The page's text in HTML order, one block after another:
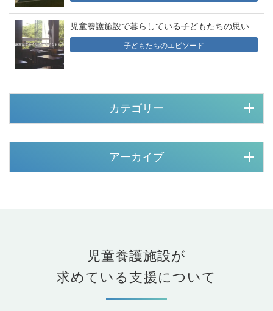
児童養護施設で暮らしている子どもたちの思い
子どもたちのエピソード
カテゴリー
アーカイブ
児童養護施設が
求めている支援について